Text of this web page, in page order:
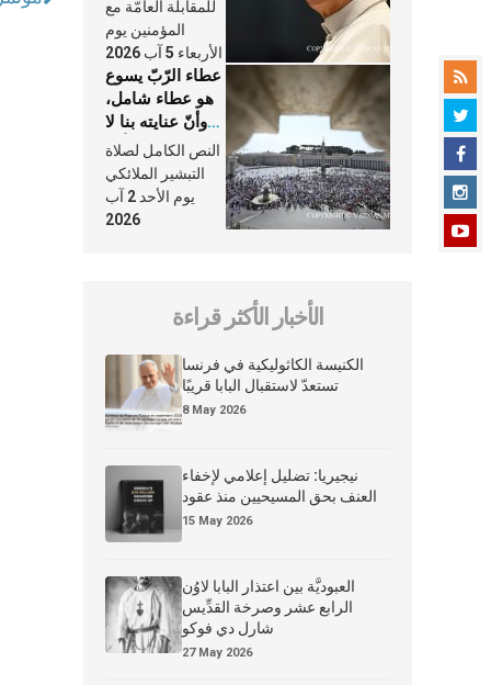
الكنيسة
للمقابلة العامّة مع
المؤمنين يوم
الأربعاء 5 آب 2026
عطاء الرّبّ يسوع
هو عطاء شامل،
وأنّ عنايته بنا لا
تغيب عنّا أبدًا
النص الكامل لصلاة
التبشير الملائكي
يوم الأحد 2 آب
2026
الأخبار الأكثر قراءة
الكنيسة الكاثوليكية في فرنسا
تستعدّ لاستقبال البابا قريبًا
8 May 2026
نيجيريا: تضليل إعلامي لإخفاء
العنف بحق المسيحيين منذ عقود
15 May 2026
العبوديَّة بين اعتذار البابا لاوُن
الرابع عشر وصرخة القدِّيس
شارل دي فوكو
27 May 2026